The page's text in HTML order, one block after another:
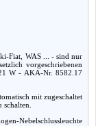
Fiat, WAS ... - sind nur
vorgeschriebenen
W - AKA-Nr. 8582.17
mit zugeschaltet
Nebelschlussleuchte